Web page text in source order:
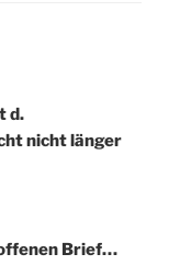
d.
nicht länger
Brief…